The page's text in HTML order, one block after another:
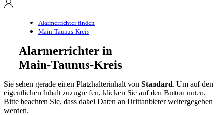
Alarmerrichter finden
Main-Taunus-Kreis
Alarmerrichter in
Main-Taunus-Kreis
Sie sehen gerade einen Platzhalterinhalt von Standard. Um auf den
eigentlichen Inhalt zuzugreifen, klicken Sie auf den Button unten.
Bitte beachten Sie, dass dabei Daten an Drittanbieter weitergegeben
werden.